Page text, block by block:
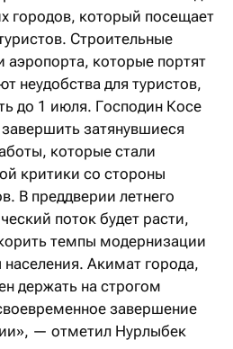
городов, который посещает
Строительные
аэропорта, которые портят
неудобства для туристов,
до 1 июля. Господин Косе
затянувшиеся
которые стали
критики со стороны
В преддверии летнего
поток будет расти,
темпы модернизации
Акимат города,
держать на строгом
завершение
— отметил Нурлыбек